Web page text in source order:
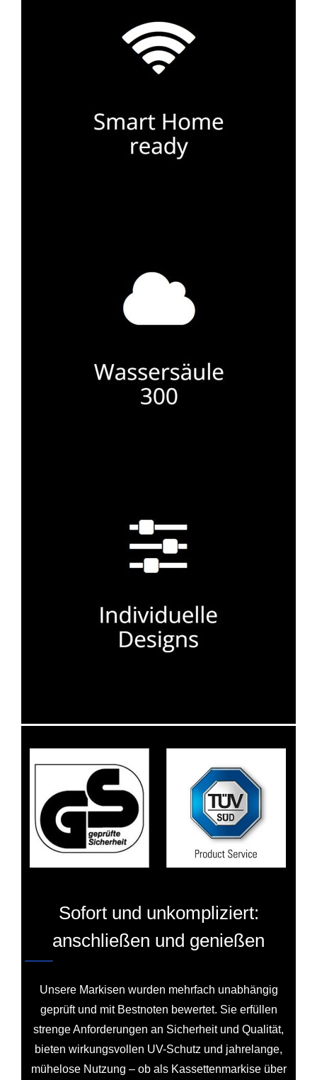
Sofort und unkompliziert:
anschließen und genießen
Unsere Markisen wurden mehrfach unabhängig
geprüft und mit Bestnoten bewertet. Sie erfüllen
strenge Anforderungen an Sicherheit und Qualität,
bieten wirkungsvollen UV-Schutz und jahrelange,
mühelose Nutzung – ob als Kassettenmarkise über